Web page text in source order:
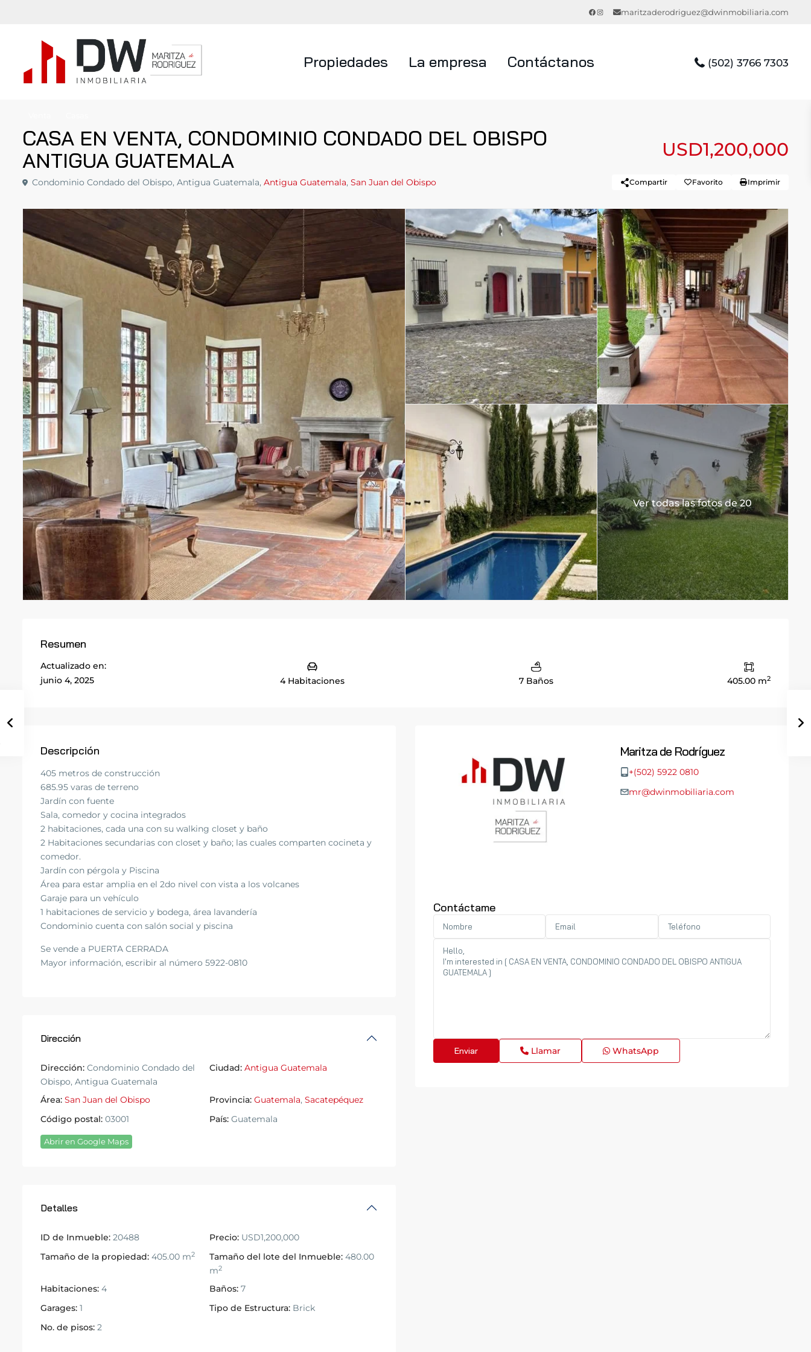
Facebook
Instagrammaritzaderodriguez@dwinmobiliaria.com
Propiedades La empresa Contáctanos (502) 3766 7303
CASA EN VENTA, CONDOMINIO CONDADO DEL OBISPO
ANTIGUA GUATEMALA
USD1,200,000
Condominio Condado del Obispo, Antigua Guatemala, Antigua Guatemala, San Juan del Obispo Compartir Favorito Imprimir
Ver todas las fotos de 20
Resumen
Actualizado en:
junio 4, 2025
4 Habitaciones 7 Baños 405.00 m2
Descripción
405 metros de construcción
685.95 varas de terreno
Jardín con fuente
Sala, comedor y cocina integrados
2 habitaciones, cada una con su walking closet y baño
2 Habitaciones secundarias con closet y baño; las cuales comparten cocineta y
comedor.
Jardín con pérgola y Piscina
Área para estar amplia en el 2do nivel con vista a los volcanes
Garaje para un vehículo
1 habitaciones de servicio y bodega, área lavandería
Condominio cuenta con salón social y piscina
Se vende a PUERTA CERRADA
Mayor información, escribir al número 5922-0810
Dirección
Dirección: Condominio Condado del
Obispo, Antigua Guatemala
Ciudad: Antigua Guatemala
Área: San Juan del Obispo Provincia: Guatemala, Sacatepéquez
Código postal: 03001 País:Guatemala
Abrir en Google Maps
Detalles
ID de Inmueble: 20488 Precio:USD1,200,000
Tamaño de la propiedad: 405.00 m2 Tamaño del lote del Inmueble: 480.00
m2
Habitaciones: 4 Baños:7
Garages: 1 Tipo de Estructura:Brick
No. de pisos: 2
Maritza de Rodríguez
+(502) 5922 0810
mr@dwinmobiliaria.com
Contáctame
Llamar WhatsApp